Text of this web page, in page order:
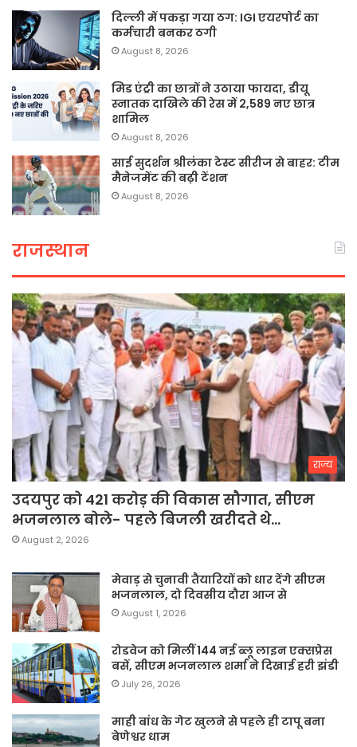
दिल्ली में पकड़ा गया ठग: IGI एयरपोर्ट का
कर्मचारी बनकर ठगी
August 8, 2026
मिड एंट्री का छात्रों ने उठाया फायदा, डीयू
स्नातक दाखिले की रेस में 2,589 नए छात्र
शामिल
August 8, 2026
साई सुदर्शन श्रीलंका टेस्ट सीरीज से बाहर: टीम
मैनेजमेंट की बढ़ी टेंशन
August 8, 2026
राजस्थान
राज्य
उदयपुर को 421 करोड़ की विकास सौगात, सीएम
भजनलाल बोले- पहले बिजली खरीदते थे…
August 2, 2026
मेवाड़ से चुनावी तैयारियों को धार देंगे सीएम
भजनलाल, दो दिवसीय दौरा आज से
August 1, 2026
रोडवेज को मिलीं 144 नई ब्लू लाइन एक्सप्रेस
बसें, सीएम भजनलाल शर्मा ने दिखाई हरी झंडी
July 26, 2026
माही बांध के गेट खुलने से पहले ही टापू बना
बेणेश्वर धाम